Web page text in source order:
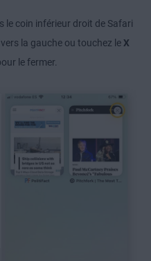
le coin inférieur droit de Safari
la gauche ou touchez le X
le fermer.